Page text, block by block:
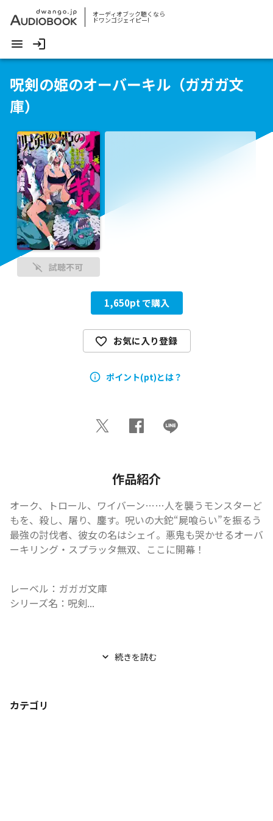
オーディオブック聴くなら
ドワンゴジェイピー!
呪剣の姫のオーバーキル（ガガガ文
庫）
試聴不可
1,650pt で購入
お気に入り登録
ポイント(pt)とは？
作品紹介
オーク、トロール、ワイバーン……人を襲うモンスターど
もを、殺し、屠り、鏖す。呪いの大鉈“屍喰らい”を振るう
最強の討伐者、彼女の名はシェイ。悪鬼も哭かせるオーバ
ーキリング・スプラッタ無双、ここに開幕！
レーベル：ガガガ文庫
シリーズ名：呪剣...
続きを読む
カテゴリ